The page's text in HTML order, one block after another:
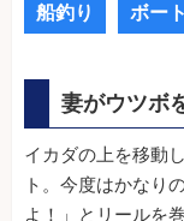
船釣り ボー
妻がウツボ
イカダの上を移動
ト。今度はかなり
よ！」とリールを